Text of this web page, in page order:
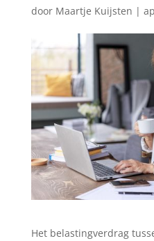
door Maartje Kuijsten |
Het belastingverdrag